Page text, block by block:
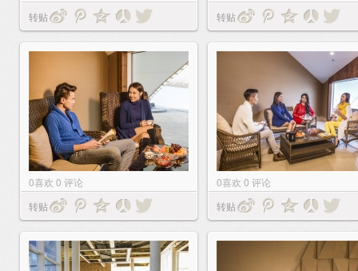
转贴
转贴
0喜欢 0 评论
转贴
0喜欢 0 评论
转贴